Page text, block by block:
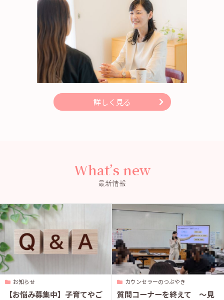
詳しく見る
What’s new
最新情報
お知らせ
【お悩み募集中】子育てやご
カウンセラーのつぶやき
質問コーナーを終えて 〜見